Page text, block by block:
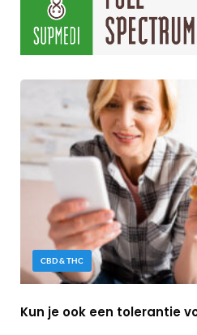
CBD & THC
Kun je ook een tolerantie